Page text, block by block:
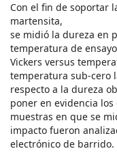
Con el fin de soportar
martensita,
se midió la dureza en
temperatura de ensayo
Vickers versus
temperatura sub-cero
respecto a la dureza
poner en evidencia
muestras en que se
impacto fueron
electrónico de barrido.